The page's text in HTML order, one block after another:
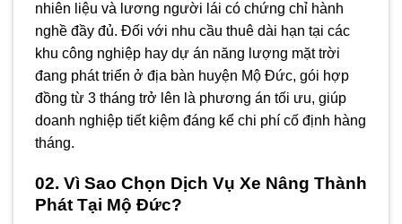
nhiên liệu và lương người lái có chứng chỉ hành
nghề đầy đủ. Đối với nhu cầu thuê dài hạn tại các
khu công nghiệp hay dự án năng lượng mặt trời
đang phát triển ở địa bàn huyện Mộ Đức, gói hợp
đồng từ 3 tháng trở lên là phương án tối ưu, giúp
doanh nghiệp tiết kiệm đáng kể chi phí cố định hàng
tháng.
02. Vì Sao Chọn Dịch Vụ Xe Nâng Thành
Phát Tại Mộ Đức?